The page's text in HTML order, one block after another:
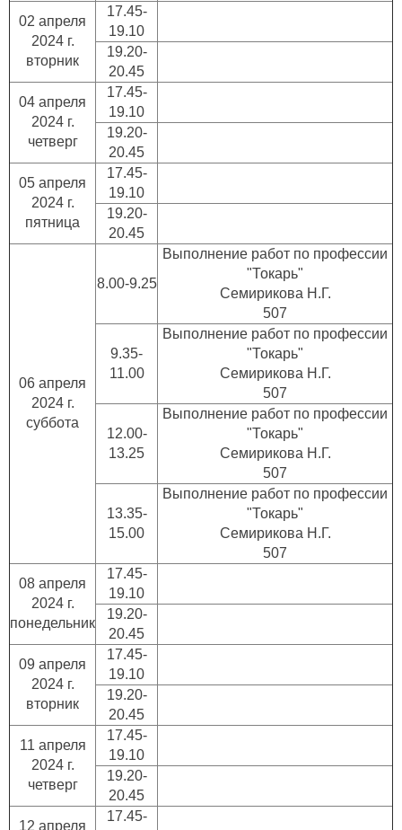
02 апреля
2024 г.
вторник
17.45-
19.10
19.20-
20.45
04 апреля
2024 г.
четверг
17.45-
19.10
19.20-
20.45
05 апреля
2024 г.
пятница
17.45-
19.10
19.20-
20.45
06 апреля
2024 г.
суббота
8.00-9.25
Выполнение работ по профессии
"Токарь"
Семирикова Н.Г.
507
9.35-
11.00
Выполнение работ по профессии
"Токарь"
Семирикова Н.Г.
507
12.00-
13.25
Выполнение работ по профессии
"Токарь"
Семирикова Н.Г.
507
13.35-
15.00
Выполнение работ по профессии
"Токарь"
Семирикова Н.Г.
507
08 апреля
2024 г.
понедельник
17.45-
19.10
19.20-
20.45
09 апреля
2024 г.
вторник
17.45-
19.10
19.20-
20.45
11 апреля
2024 г.
четверг
17.45-
19.10
19.20-
20.45
12 апреля
17.45-